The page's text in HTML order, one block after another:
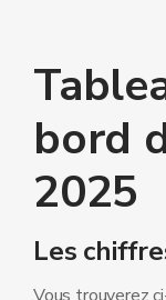
bord
2025
Les